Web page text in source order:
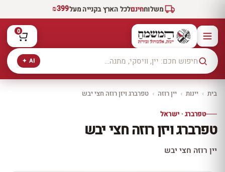
משלוחחינםלכל הארץ בקנייה מעל₪399
AI ✦
0
בית › יינות › יין רוזה › טפרברג ויזן רוזה חצי יבש
טפרברג · ישראל
טפרברג ויזן רוזה חצי יבש
יין רוזה חצי יבש